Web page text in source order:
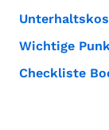
Wichtige
Checkliste